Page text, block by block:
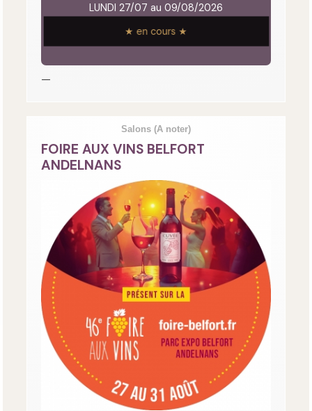
LUNDI 27/07 au 09/08/2026
★ en cours ★
—
Salons (A noter)
FOIRE AUX VINS BELFORT
ANDELNANS